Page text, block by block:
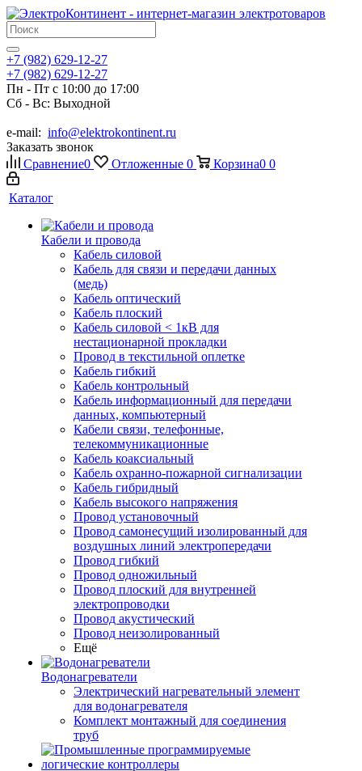
+7 (982) 629-12-27
+7 (982) 629-12-27
Пн - Пт с 10:00 до 17:00
Сб - Вс: Выходной
e-mail: info@elektrokontinent.ru
Заказать звонок
Сравнение0 Отложенные 0 Корзина0 0
Каталог
Кабели и провода
Кабель силовой
Кабель для связи и передачи данных
(медь)
Кабель оптический
Кабель плоский
Кабель силовой < 1кВ для
нестационарной прокладки
Провод в текстильной оплетке
Кабель гибкий
Кабель контрольный
Кабель информационный для передачи
данных, компьютерный
Кабели связи, телефонные,
телекоммуникационные
Кабель коаксиальный
Кабель охранно-пожарной сигнализации
Кабель гибридный
Кабель высокого напряжения
Провод установочный
Провод самонесущий изолированный для
воздушных линий электропередачи
Провод гибкий
Провод одножильный
Провод плоский для внутренней
электропроводки
Провод акустический
Провод неизолированный
Ещё
Водонагреватели
Электрический нагревательный элемент
для водонагревателя
Комплект монтажный для соединения
труб